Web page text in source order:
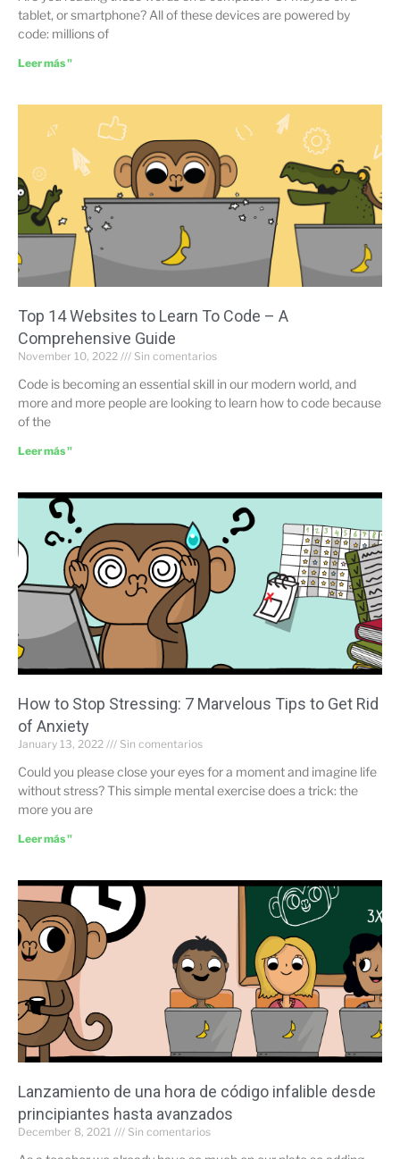
tablet, or smartphone? All of these devices are powered by
code: millions of
Leer más "
Top 14 Websites to Learn To Code – A
Comprehensive Guide
November 10, 2022 Sin comentarios
Code is becoming an essential skill in our modern world, and
more and more people are looking to learn how to code because
of the
Leer más "
How to Stop Stressing: 7 Marvelous Tips to Get Rid
of Anxiety
January 13, 2022 Sin comentarios
Could you please close your eyes for a moment and imagine life
without stress? This simple mental exercise does a trick: the
more you are
Leer más "
Lanzamiento de una hora de código infalible desde
principiantes hasta avanzados
December 8, 2021 Sin comentarios